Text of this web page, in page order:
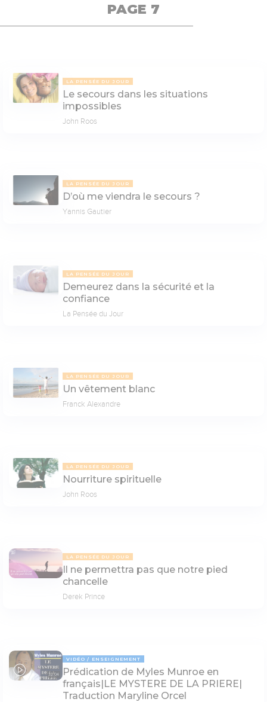
PAGE 7
LA PENSÉE DU JOUR
Le secours dans les situations
impossibles
John Roos
LA PENSÉE DU JOUR
D’où me viendra le secours ?
Yannis Gautier
LA PENSÉE DU JOUR
Demeurez dans la sécurité et la
confiance
La Pensée du Jour
LA PENSÉE DU JOUR
Un vêtement blanc
Franck Alexandre
LA PENSÉE DU JOUR
Nourriture spirituelle
John Roos
LA PENSÉE DU JOUR
Il ne permettra pas que notre pied
chancelle
Derek Prince
32:04
VIDÉO ENSEIGNEMENT
Prédication de Myles Munroe en
français|LE MYSTERE DE LA PRIERE|
Traduction Maryline Orcel